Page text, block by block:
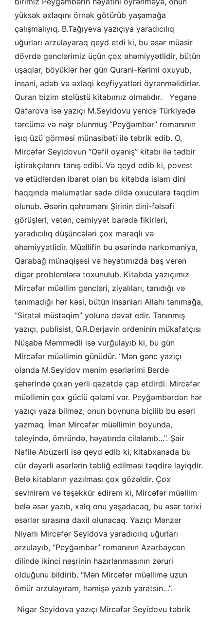
yüksək əxlaqını örnək götürüb yaşamağa
çalışmalıyıq. B.Tağıyeva yazıçıya yaradıcılıq
uğurları arzulayaraq qeyd etdi ki, bu əsər müasir
dövrdə gənclərimiz üçün çox əhəmiyyətlidir, bütün
uşaqlar, böyüklər hər gün Qurani-Kərimi oxuyub,
insani, ədəb və əxlaqi keyfiyyətləri öyrənməlidirlər.
Quran bizim stolüstü kitabımız olmalıdır. Yeganə
Qafarova isə yazıçı M.Seyidovu yenicə Türkiyədə
tərcümə və nəşr olunmuş “Peyğəmbər” romanının
işıq üzü görməsi münasibəti ilə təbrik edib. O,
Mircəfər Seyidovun “Qəfil oyanış” kitabı ilə tədbir
iştirakçılarını tanış edibi. Və qeyd edib ki, povest
və etüdlərdən ibarət olan bu kitabda islam dini
haqqında məlumatlar sadə dildə oxuculara təqdim
olunub. Əsərin qəhrəmanı Şirinin dini-fəlsəfi
görüşləri, vətən, cəmiyyət barədə fikirləri,
yaradıcılıq düşüncələri çox maraqlı və
əhəmiyyətlidir. Müəllifin bu əsərində narkomaniya,
Qarabağ münaqişəsi və həyatımızda baş verən
digər problemlərə toxunulub. Kitabda yazıçımız
Mircəfər müəllim gəncləri, ziyalıları, tanıdığı və
tanımadığı hər kəsi, bütün insanları Allahı tanımağa,
“Siratəl müstəqim” yoluna dəvət edir. Tanınmış
yazıçı, publisist, Q.R.Derjavin ordeninin mükafatçısı
Nüşabə Məmmədli isə vurğulayıb ki, bu gün
Mircəfər müəllimin günüdür. “Mən gənc yazıçı
olanda M.Seyidov mənim əsərlərimi Bərdə
şəhərində çıxan yerli qəzetdə çap etdirdi. Mircəfər
müəllimin çox güclü qələmi var. Peyğəmbərdən hər
yazıçı yaza bilməz, onun boynuna biçilib bu əsəri
yazmaq. İman Mircəfər müəllimin boyunda,
taleyində, ömründə, həyatında cilalanıb…”. Şair
Nafilə Abuzərli isə qeyd edib ki, kitabxanada bu
cür dəyərli əsərlərin təbliğ edilməsi təqdirə layiqdir.
Belə kitabların yazılması çox gözəldir. Çox
sevinirəm və təşəkkür edirəm ki, Mircəfər müəllim
belə əsər yazıb, xalq onu yaşadacaq, bu əsər tarixi
əsərlər sırasına daxil olunacaq. Yazıçı Mənzər
Niyarlı Mircəfər Seyidova yaradıcılıq uğurları
arzulayıb, “Peyğəmbər” romanının Azərbaycan
dilində ikinci nəşrinin hazırlanmasının zəruri
olduğunu bildirib. “Mən Mircəfər müəllimə uzun
ömür arzulayıram, həmişə yazıb yaratsın…”.
Nigar Seyidova yazıçı Mircəfər Seyidovu təbrik